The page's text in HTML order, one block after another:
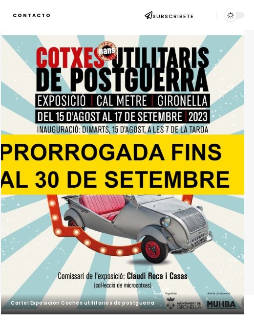
CONTACTO SUBSCRIBETE
Cartel Exposición Coches utilitarios de postguerra